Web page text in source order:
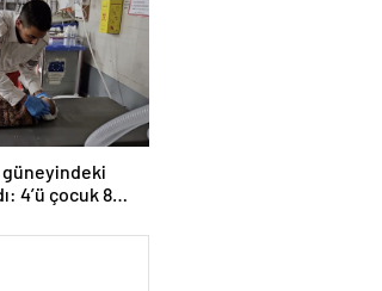
güneyindeki
4’ü çocuk 8